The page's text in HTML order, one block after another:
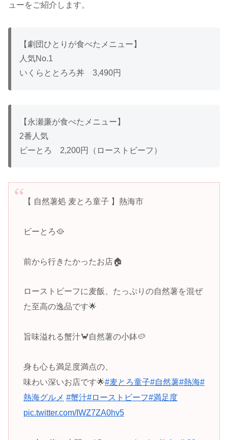
ューをご紹介します。
【劇団ひとりが食べたメニュー】
人気No.1
いくらととろろ丼 3,490円
【永瀬廉が食べたメニュー】
2番人気
ビーとろ 2,200円（ローストビーフ）
【 自然薯処 麦とろ童子 】熱海市
ビーとろ🥘
前から行きたかったお店🏠
ローストビーフに麦飯、たっぷりの自然薯を混ぜ
た至高の逸品です🌟
旨味溢れる蟹汁🦀自然薯の小鉢🥔
身も心も満足度満点の、
味わい深いお店です🌟#麦とろ童子#自然薯#熱海#
熱海グルメ #蟹汁#ローストビーフ#満足度
pic.twitter.com/IWZ7ZA0hv5